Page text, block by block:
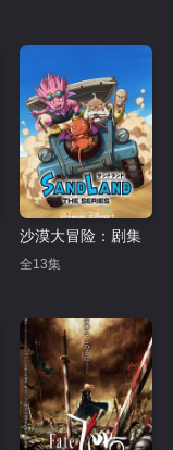
沙漠大冒险：剧集
全13集